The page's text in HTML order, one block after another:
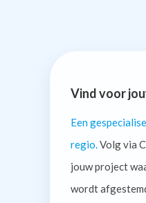
Vind voor
Een
regio. Volg via
jouw project
wordt